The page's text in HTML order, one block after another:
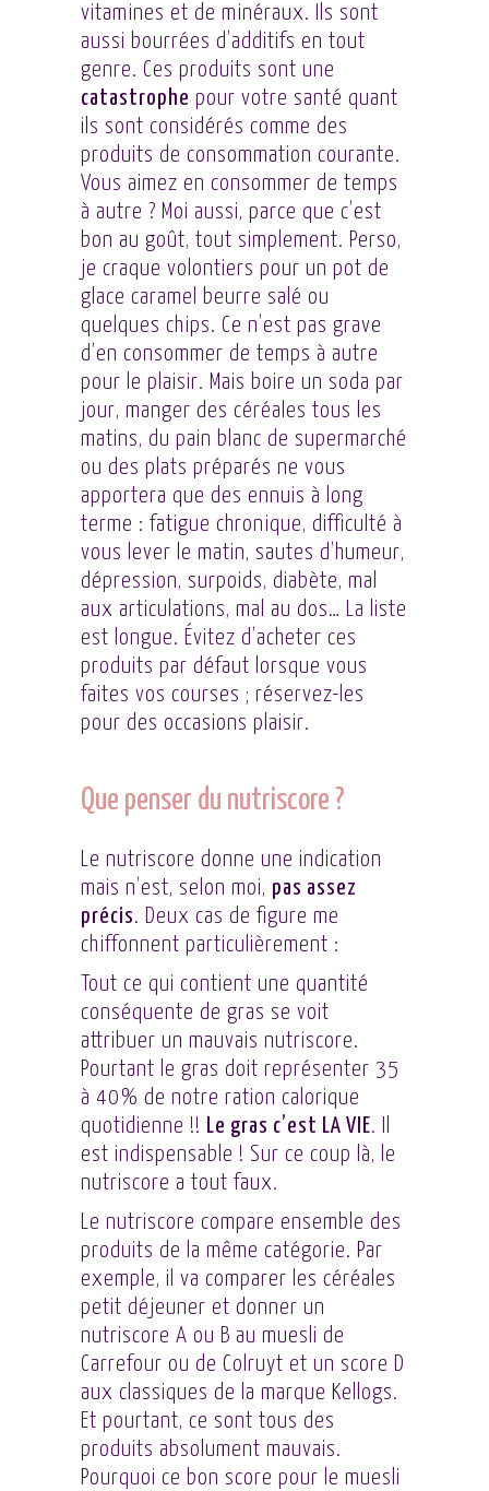
vitamines et de minéraux. Ils sont
aussi bourrées d’additifs en tout
genre. Ces produits sont une
catastrophe pour votre santé quant
ils sont considérés comme des
produits de consommation courante.
Vous aimez en consommer de temps
à autre ? Moi aussi, parce que c’est
bon au goût, tout simplement. Perso,
je craque volontiers pour un pot de
glace caramel beurre salé ou
quelques chips. Ce n’est pas grave
d’en consommer de temps à autre
pour le plaisir. Mais boire un soda par
jour, manger des céréales tous les
matins, du pain blanc de supermarché
ou des plats préparés ne vous
apportera que des ennuis à long
terme : fatigue chronique, difficulté à
vous lever le matin, sautes d’humeur,
dépression, surpoids, diabète, mal
aux articulations, mal au dos… La liste
est longue. Évitez d’acheter ces
produits par défaut lorsque vous
faites vos courses ; réservez-les
pour des occasions plaisir.
Que penser du nutriscore ?
Le nutriscore donne une indication
mais n’est, selon moi, pas assez
précis. Deux cas de figure me
chiffonnent particulièrement :
Tout ce qui contient une quantité
conséquente de gras se voit
attribuer un mauvais nutriscore.
Pourtant le gras doit représenter 35
à 40% de notre ration calorique
quotidienne !! Le gras c’est LA VIE. Il
est indispensable ! Sur ce coup là, le
nutriscore a tout faux.
Le nutriscore compare ensemble des
produits de la même catégorie. Par
exemple, il va comparer les céréales
petit déjeuner et donner un
nutriscore A ou B au muesli de
Carrefour ou de Colruyt et un score D
aux classiques de la marque Kellogs.
Et pourtant, ce sont tous des
produits absolument mauvais.
Pourquoi ce bon score pour le muesli